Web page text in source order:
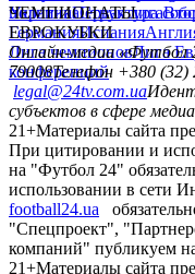
политикаСтруктура
УкраинаПервая лига
ЧЕМПИОНАТЫ
ГерманияИспания
ЕВРОКУБКИ
Лига чемпионовЛига
конференций
Онлайн-медиа «Футбол
79008Телефон +380 (32)
legal@24tv.com.ua
субъектов в сфере
21+Материалы сайта
При цитировании и
на "Футбол 24"
использовании в сети
football24.ua
"Спецпроект",
компаний" публикуем
21+Материалы сайта